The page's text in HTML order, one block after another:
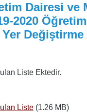
Dairesi ve
2020
Liste Ektedir.
Liste (1.26 MB)